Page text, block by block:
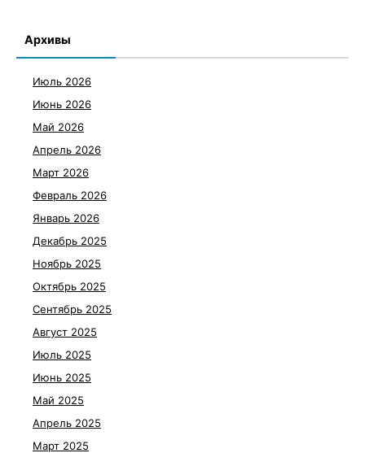
Архивы
Июль 2026
Июнь 2026
Май 2026
Апрель 2026
Март 2026
Февраль 2026
Январь 2026
Декабрь 2025
Ноябрь 2025
Октябрь 2025
Сентябрь 2025
Август 2025
Июль 2025
Июнь 2025
Май 2025
Апрель 2025
Март 2025